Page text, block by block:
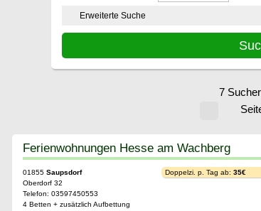
Erweiterte Suche
7
Ferienwohnungen Hesse am Wachberg
01855 Saupsdorf
Oberdorf 32
Telefon: 03597450553
4 Betten + zusätzlich Aufbettung
Doppelzi. p. Tag ab: 35€